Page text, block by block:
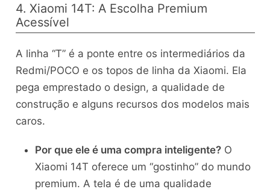
4. Xiaomi 14T: A Escolha Premium
Acessível
A linha “T” é a ponte entre os intermediários da
Redmi/POCO e os topos de linha da Xiaomi. Ela
pega emprestado o design, a qualidade de
construção e alguns recursos dos modelos mais
caros.
Por que ele é uma compra inteligente?O
Xiaomi 14T oferece um “gostinho” do mundo
premium. A tela é de uma qualidade